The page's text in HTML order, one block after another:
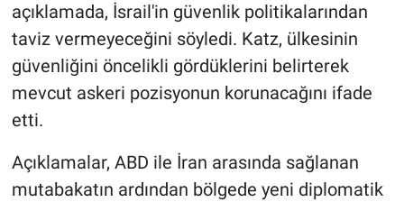
açıklamada, İsrail'in güvenlik politikalarından
taviz vermeyeceğini söyledi. Katz, ülkesinin
güvenliğini öncelikli gördüklerini belirterek
mevcut askeri pozisyonun korunacağını ifade
etti.
Açıklamalar, ABD ile İran arasında sağlanan
mutabakatın ardından bölgede yeni diplomatik